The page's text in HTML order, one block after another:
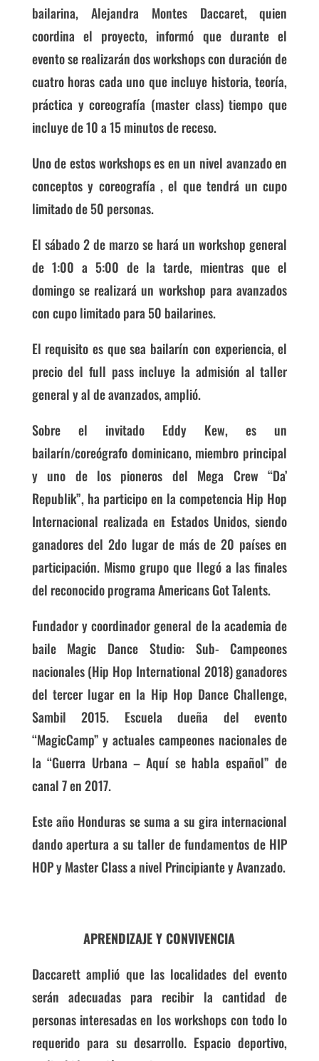
bailarina,
Alejandra Montes Daccaret, quien
coordina el proyecto, informó que durante el
evento se realizarán dos workshops con duración de
cuatro horas cada uno que incluye historia, teoría,
práctica y coreografía (master class) tiempo que
incluye de 10 a 15 minutos de receso.
Uno de estos workshops es en un nivel avanzado en
conceptos y coreografía , el que tendrá un cupo
limitado de 50 personas.
El sábado 2 de marzo se hará un workshop general
de 1:00 a 5:00 de la tarde, mientras que el
domingo se realizará un workshop para avanzados
con cupo limitado para 50 bailarines.
El requisito es que sea bailarín con experiencia, el
precio del full pass incluye la admisión al taller
general y al de avanzados, amplió.
Sobre el invitado Eddy Kew, es un
bailarín/coreógrafo dominicano, miembro principal
y uno de los pioneros del Mega Crew “Da’
Republik”, ha participo en la competencia Hip Hop
Internacional realizada en Estados Unidos, siendo
ganadores del 2do lugar de más de 20 países en
participación. Mismo grupo que llegó a las finales
del reconocido programa Americans Got Talents.
Fundador y coordinador general de la academia de
baile Magic Dance Studio: Sub- Campeones
nacionales (Hip Hop International 2018) ganadores
del tercer lugar en la Hip Hop Dance Challenge,
Sambil 2015. Escuela dueña del evento
“MagicCamp” y actuales campeones nacionales de
la “Guerra Urbana – Aquí se habla español” de
canal 7 en 2017.
Este año Honduras se suma a su gira internacional
dando apertura a su taller de fundamentos de HIP
HOP y Master Class a nivel Principiante y Avanzado.
APRENDIZAJE Y CONVIVENCIA
Daccarett amplió que las localidades del evento
serán adecuadas para recibir la cantidad de
personas interesadas en los workshops con todo lo
requerido para su desarrollo. Espacio deportivo,